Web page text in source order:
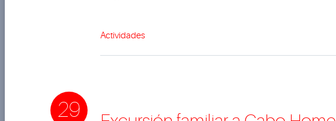
Actividades
29